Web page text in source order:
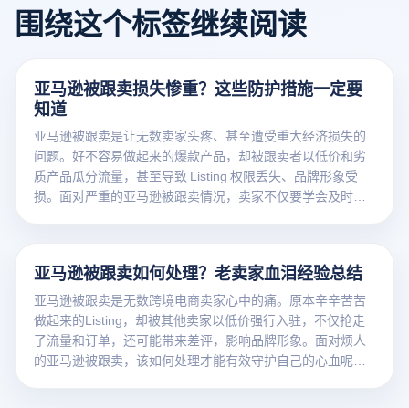
围绕这个标签继续阅读
亚马逊被跟卖损失惨重？这些防护措施一定要
知道
亚马逊被跟卖是让无数卖家头疼、甚至遭受重大经济损失的
问题。好不容易做起来的爆款产品，却被跟卖者以低价和劣
质产品瓜分流量，甚至导致 Listing 权限丢失、品牌形象受
损。面对严重的亚马逊被跟卖情况，卖家不仅要学会及时止
亚马逊被跟卖如何处理？老卖家血泪经验总结
亚马逊被跟卖是无数跨境电商卖家心中的痛。原本辛辛苦苦
做起来的Listing，却被其他卖家以低价强行入驻，不仅抢走
了流量和订单，还可能带来差评，影响品牌形象。面对烦人
的亚马逊被跟卖，该如何处理才能有效守护自己的心血呢？